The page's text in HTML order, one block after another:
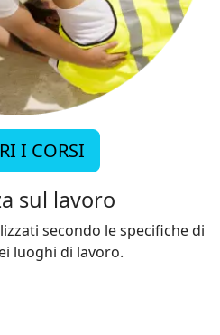
I CORSI
sul lavoro
secondo le specifiche di
luoghi di lavoro.